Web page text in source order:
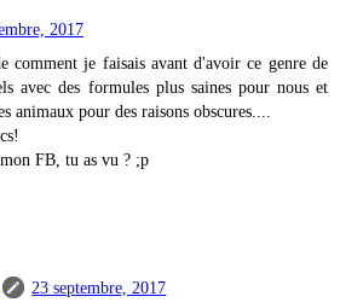
2017
comment je faisais avant d'avoir ce genre de
avec des formules plus saines pour nous et
animaux pour des raisons obscures....
FB, tu as vu ? ;p
23 septembre, 2017